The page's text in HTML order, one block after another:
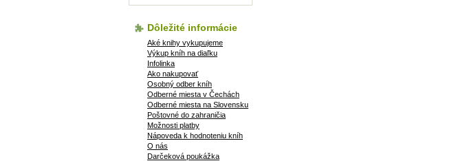
Dôležité informácie
Aké knihy vykupujeme
Výkup kníh na diaľku
Infolinka
Ako nakupovať
Osobný odber kníh
Odberné miesta v Čechách
Odberné miesta na Slovensku
Poštovné do zahraničia
Možnosti platby
Nápoveda k hodnoteniu kníh
O nás
Darčeková poukážka